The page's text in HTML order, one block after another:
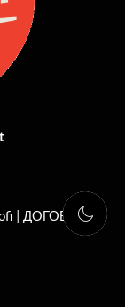
| ДОГОВІР